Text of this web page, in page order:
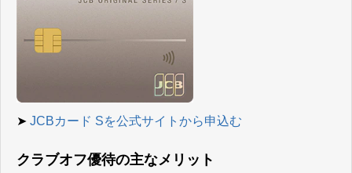
➤ JCBカード Sを公式サイトから申込む
クラブオフ優待の主なメリット